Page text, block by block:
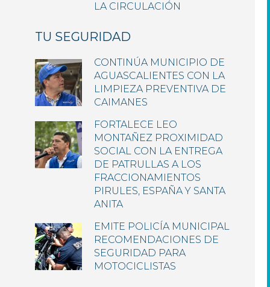
LA CIRCULACIÓN
TU SEGURIDAD
CONTINÚA MUNICIPIO DE
AGUASCALIENTES CON LA
LIMPIEZA PREVENTIVA DE
CAIMANES
FORTALECE LEO
MONTAÑEZ PROXIMIDAD
SOCIAL CON LA ENTREGA
DE PATRULLAS A LOS
FRACCIONAMIENTOS
PIRULES, ESPAÑA Y SANTA
ANITA
EMITE POLICÍA MUNICIPAL
RECOMENDACIONES DE
SEGURIDAD PARA
MOTOCICLISTAS